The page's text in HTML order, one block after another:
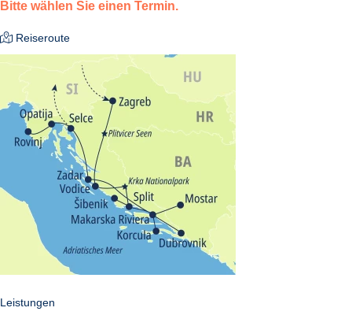
Bitte wählen Sie einen Termin.
Reiseroute
Leistungen